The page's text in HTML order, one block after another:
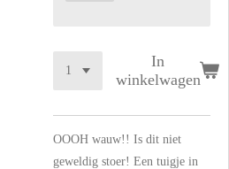
In
winkelwagen
OOOH wauw!! Is dit niet
geweldig stoer! Een tuigje in